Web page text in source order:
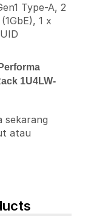
Type-A, 2
1 x
1U4LW-
sekarang
atau